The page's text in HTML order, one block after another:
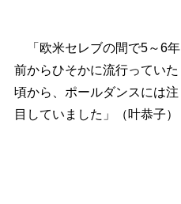
「欧米セレブの間で5～6年
前からひそかに流行っていた
頃から、ポールダンスには注
目していました」（叶恭子）